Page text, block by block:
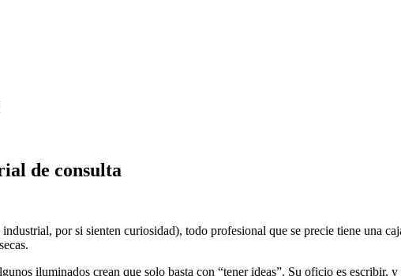
de consulta
por si sienten curiosidad), todo profesional que se precie tiene una
iluminados crean que solo basta con “tener ideas”. Su oficio es